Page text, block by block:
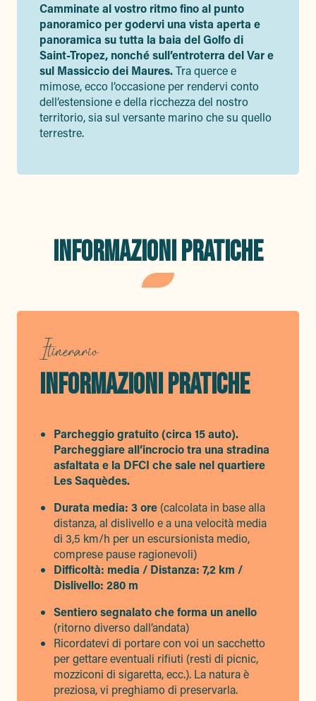
Camminate al vostro ritmo fino al punto
panoramico per godervi una vista aperta e
panoramica su tutta la baia del Golfo di
Saint-Tropez, nonché sull’entroterra del Var e
sul Massiccio dei Maures.Tra querce e
mimose, ecco l’occasione per rendervi conto
dell’estensione e della ricchezza del nostro
territorio, sia sul versante marino che su quello
terrestre.
INFORMAZIONI PRATICHE
Itinerario
INFORMAZIONI PRATICHE
Parcheggio gratuito (circa 15 auto).
Parcheggiare all’incrocio tra una stradina
asfaltata e la DFCI che sale nel quartiere
Les Saquèdes.
Durata media: 3 ore (calcolata in base alla
distanza, al dislivello e a una velocità media
di 3,5 km/h per un escursionista medio,
comprese pause ragionevoli)
Difficoltà: media / Distanza: 7,2 km /
Dislivello: 280 m
Sentiero segnalato che forma un anello
(ritorno diverso dall’andata)
Ricordatevi di portare con voi un sacchetto
per gettare eventuali rifiuti (resti di picnic,
mozziconi di sigaretta, ecc.). La natura è
preziosa, vi preghiamo di preservarla.